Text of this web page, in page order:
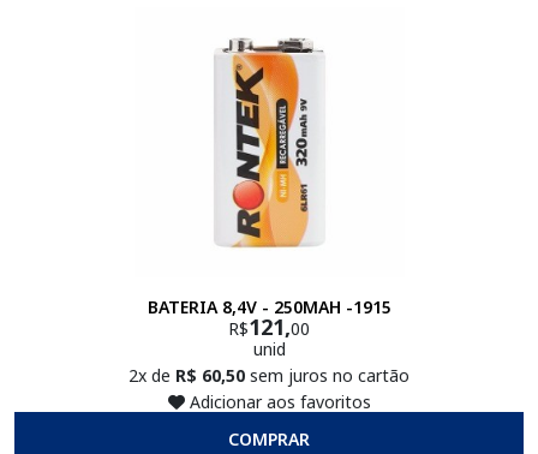
BATERIA 8,4V - 250MAH -1915
R$121,00
unid
2x de R$ 60,50 sem juros no cartão
Adicionar aos favoritos
COMPRAR